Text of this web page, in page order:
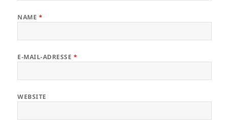
NAME *
E-MAIL-ADRESSE *
WEBSITE